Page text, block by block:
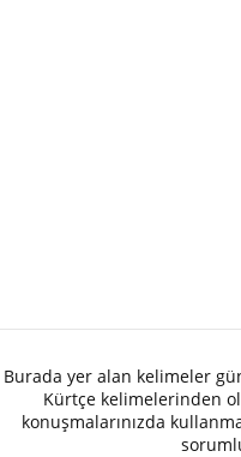
Burada yer alan kelimeler
Kürtçe kelimelerinden
konuşmalarınızda